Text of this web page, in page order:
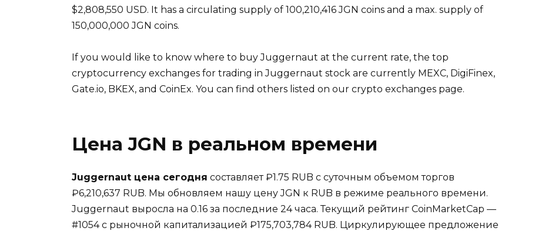
$2,808,550 USD. It has a circulating supply of 100,210,416 JGN coins and a max. supply of
150,000,000 JGN coins.
If you would like to know where to buy Juggernaut at the current rate, the top
cryptocurrency exchanges for trading in Juggernaut stock are currently MEXC, DigiFinex,
Gate.io, BKEX, and CoinEx. You can find others listed on our crypto exchanges page.
Цена JGN в реальном времени
Juggernaut цена сегодня составляет ₽1.75 RUB с суточным объемом торгов
₽6,210,637 RUB. Мы обновляем нашу цену JGN к RUB в режиме реального времени.
Juggernaut выросла на 0.16 за последние 24 часа. Текущий рейтинг CoinMarketCap —
#1054 с рыночной капитализацией ₽175,703,784 RUB. Циркулирующее предложение